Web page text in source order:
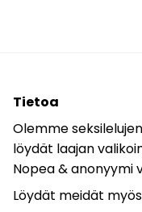
Tietoa
Olemme
löydät laajan
Nopea & anonyymi
Löydät meidät myös